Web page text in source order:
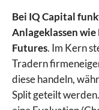
Bei IQ Capital
Anlageklassen
Futures. Im Kern
Tradern
diese handeln,
Split geteilt